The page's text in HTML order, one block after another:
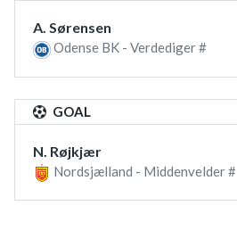
A. Sørensen
Odense BK - Verdediger #
GOAL
N. Røjkjær
Nordsjælland - Middenvelder #